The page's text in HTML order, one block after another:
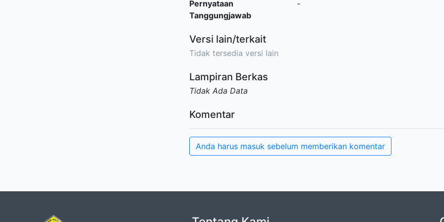
Pernyataan
Tanggungjawab
-
Versi lain/terkait
Tidak tersedia versi lain
Lampiran Berkas
Tidak Ada Data
Komentar
Anda harus masuk sebelum memberikan komentar